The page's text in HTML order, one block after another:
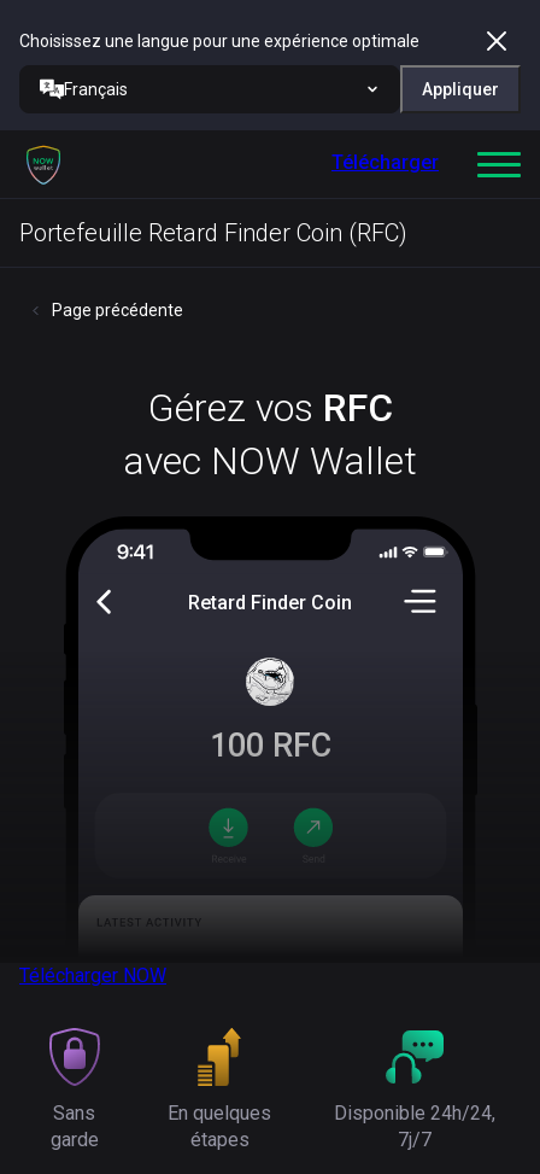
Choisissez une langue pour une expérience optimale
Français Appliquer
Télécharger
Portefeuille Retard Finder Coin (RFC)
Page précédente
Gérez vos RFC
avec NOW Wallet
Retard Finder Coin
100 RFC
Télécharger NOW
Sans
garde
En quelques
étapes
Disponible 24h/24,
7j/7